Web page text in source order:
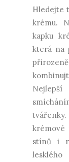
Hledejte
krému.
kapku
která na
tvářenky.
krémové
stínů i